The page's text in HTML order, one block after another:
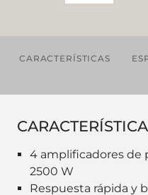
CARACTERÍSTICAS
4 amplificadores de
2500 W
Respuesta rápida y